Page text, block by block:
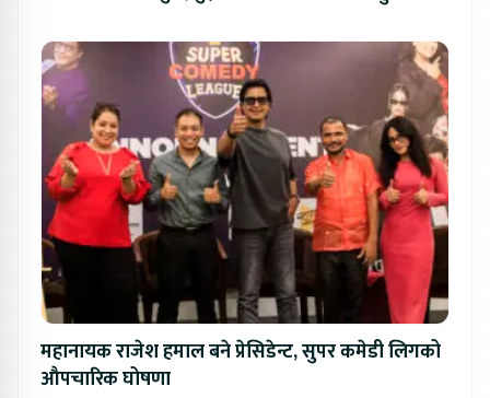
महानायक राजेश हमाल बने प्रेसिडेन्ट, सुपर कमेडी लिगको
औपचारिक घोषणा